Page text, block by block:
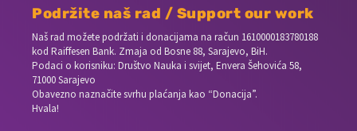
Podržite naš rad / Support our work
Naš rad možete podržati i donacijama na račun 1610000183780188
kod Raiffesen Bank. Zmaja od Bosne 88, Sarajevo, BiH.
Podaci o korisniku: Društvo Nauka i svijet, Envera Šehovića 58,
71000 Sarajevo
Obavezno naznačite svrhu plaćanja kao “Donacija”.
Hvala!